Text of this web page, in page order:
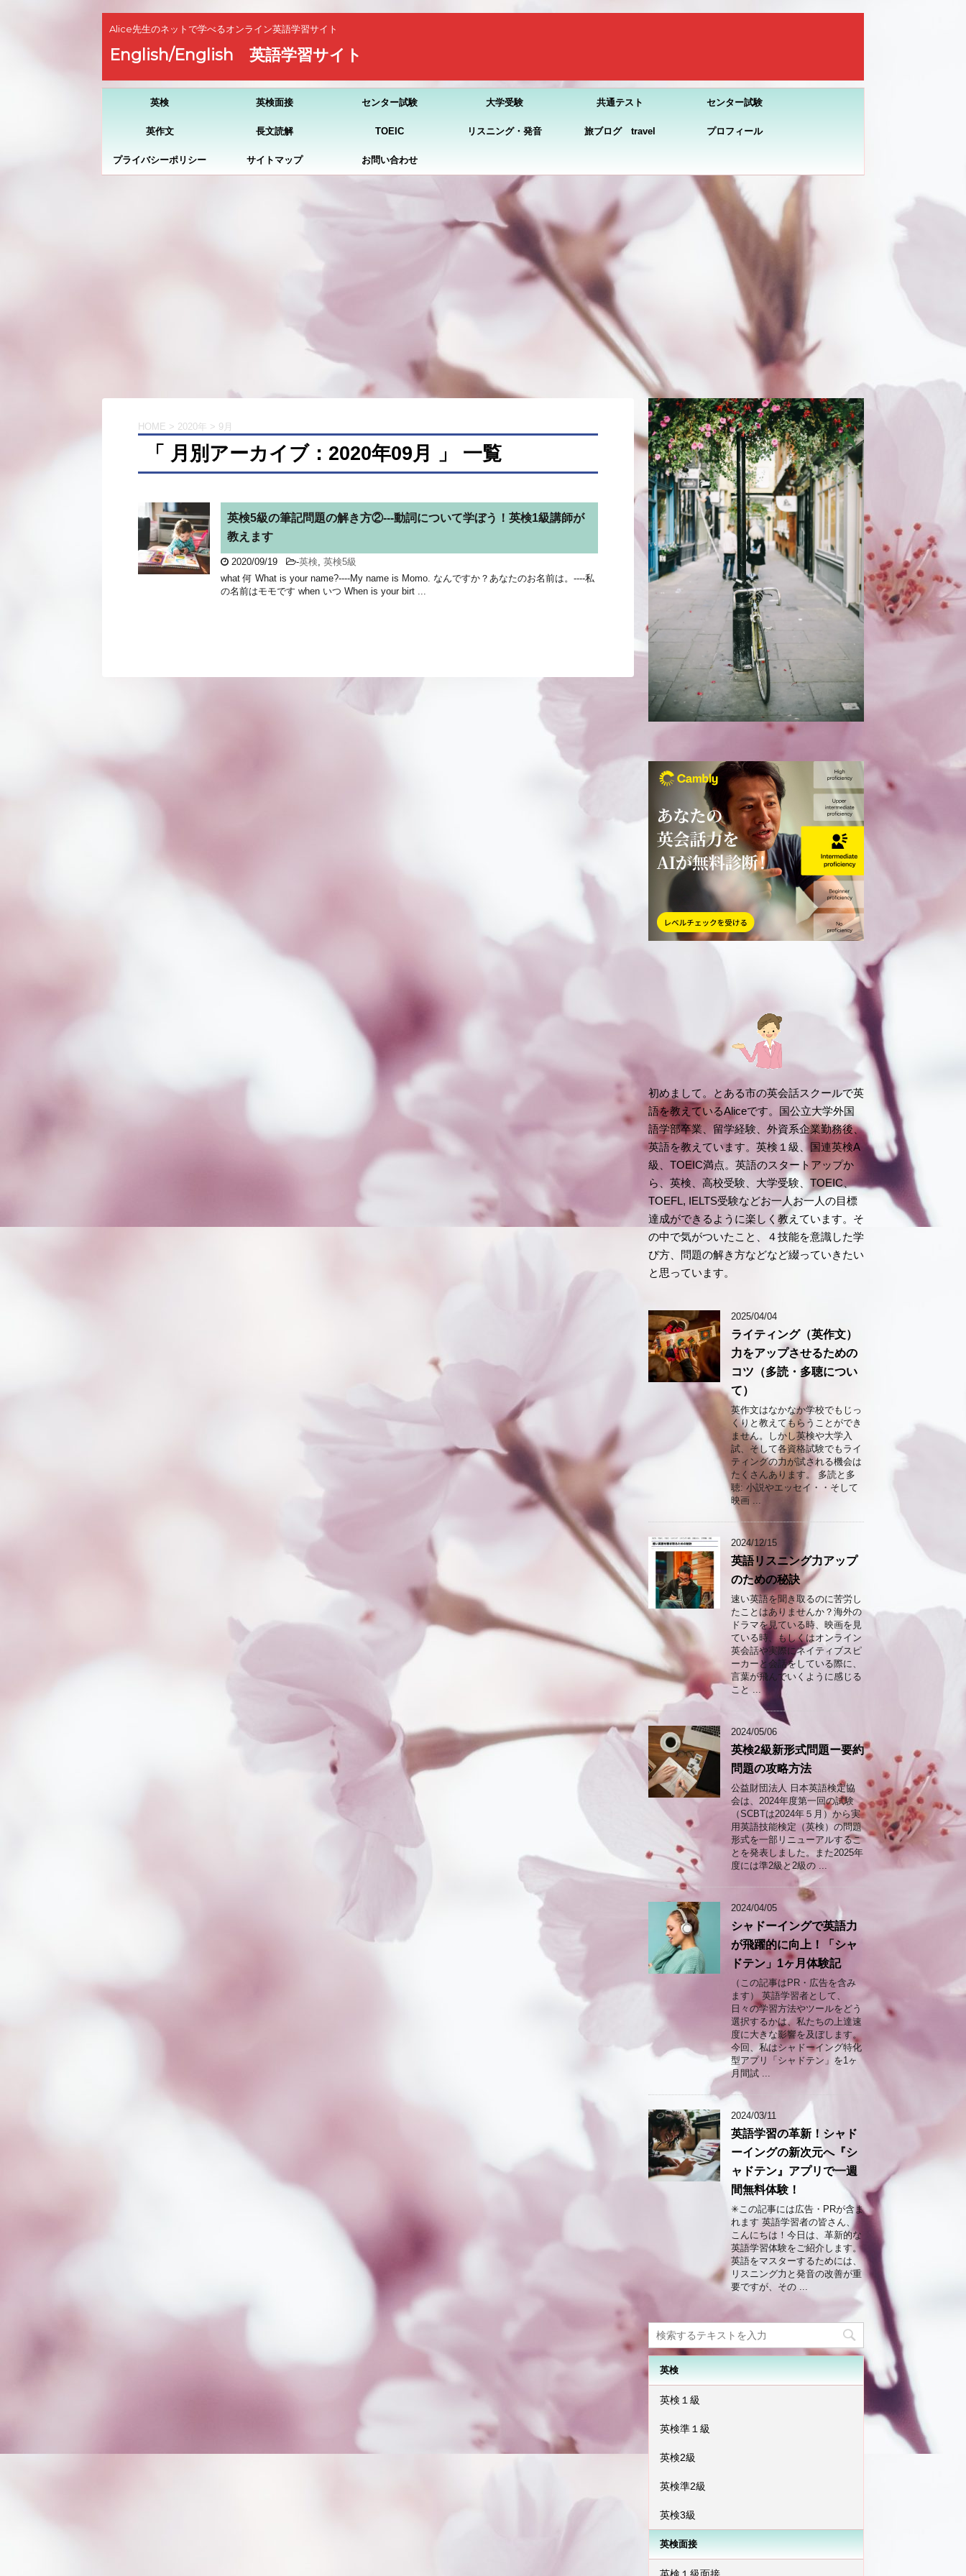
Alice先生のネットで学べるオンライン英語学習サイト
English/English 英語学習サイト
英検 英検面接 センター試験 大学受験 共通テスト センター試験
英作文 長文読解 TOEIC リスニング・発音 旅ブログ travel プロフィール
プライバシーポリシー サイトマップ お問い合わせ
HOME > 2020年 > 9月
「 月別アーカイブ：2020年09月 」 一覧
英検5級の筆記問題の解き方②---動詞について学ぼう！英検1級講師が
教えます
2020/09/19 -英検 英検5級
what 何 What is your name?----My name is Momo. なんですか？あなたのお名前は。----私
の名前はモモです when いつ When is your birt ...
初めまして。とある市の英会話スクールで英
語を教えているAliceです。国公立大学外国
語学部卒業、留学経験、外資系企業勤務後、
英語を教えています。英検１級、国連英検A
級、TOEIC満点。英語のスタートアップか
ら、英検、高校受験、大学受験、TOEIC、
TOEFL, IELTS受験などお一人お一人の目標
達成ができるように楽しく教えています。そ
の中で気がついたこと、４技能を意識した学
び方、問題の解き方などなど綴っていきたい
と思っています。
2025/04/04
ライティング（英作文）
力をアップさせるための
コツ（多読・多聴につい
て）
英作文はなかなか学校でもじっ
くりと教えてもらうことができ
ません。しかし英検や大学入
試、そして各資格試験でもライ
ティングの力が試される機会は
たくさんあります。 多読と多
聴: 小説やエッセイ・・そして
映画 ...
2024/12/15
英語リスニング力アップ
のための秘訣
速い英語を聞き取るのに苦労し
たことはありませんか？海外の
ドラマを見ている時、映画を見
ている時、もしくはオンライン
英会話や実際にネイティブスピ
ーカーと会話をしている際に、
言葉が飛んでいくように感じる
こと ...
2024/05/06
英検2級新形式問題ー要約
問題の攻略方法
公益財団法人 日本英語検定協
会は、2024年度第一回の試験
（SCBTは2024年５月）から実
用英語技能検定（英検）の問題
形式を一部リニューアルするこ
とを発表しました。また2025年
度には準2級と2級の ...
2024/04/05
シャドーイングで英語力
が飛躍的に向上！「シャ
ドテン」1ヶ月体験記
（この記事はPR・広告を含み
ます） 英語学習者として、
日々の学習方法やツールをどう
選択するかは、私たちの上達速
度に大きな影響を及ぼします。
今回、私はシャドーイング特化
型アプリ「シャドテン」を1ヶ
月間試 ...
2024/03/11
英語学習の革新！シャド
ーイングの新次元へ『シ
ャドテン』アプリで一週
間無料体験！
✳︎この記事には広告・PRが含ま
れます 英語学習者の皆さん、
こんにちは！今日は、革新的な
英語学習体験をご紹介します。
英語をマスターするためには、
リスニング力と発音の改善が重
要ですが、その ...
英検
英検１級
英検準１級
英検2級
英検準2級
英検3級
英検面接
英検１級面接